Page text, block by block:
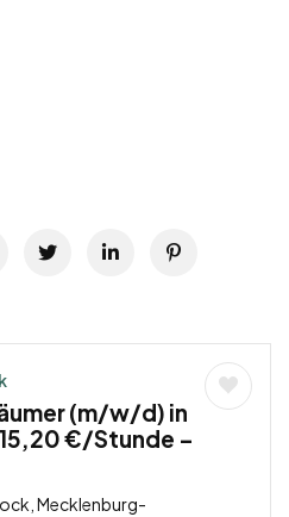
(m/w/d) in
€/Stunde –
Mecklenburg-